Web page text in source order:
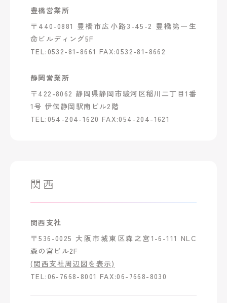
豊橋営業所
〒440-0881 豊橋市広小路3-45-2 豊橋第一生
命ビルディング5F
TEL:0532-81-8661 FAX:0532-81-8662
静岡営業所
〒422-8062 静岡県静岡市駿河区稲川二丁目1番
1号 伊伝静岡駅南ビル2階
TEL:054-204-1620 FAX:054-204-1621
関西
関西支社
〒536-0025 大阪市城東区森之宮1-6-111 NLC
森の宮ビル2F
(関西支社周辺図を表示)
TEL:06-7668-8001 FAX:06-7668-8030